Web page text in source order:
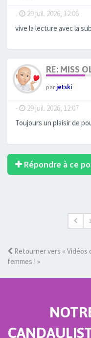
- 29 juil. 2026, 12:06
vive la lecture avec la
RE: MISS
parjetski
- 29 juil. 2026, 12:07
Toujours un plaisir de
Répondre à ce
1
Retourner vers «
femmes ! »